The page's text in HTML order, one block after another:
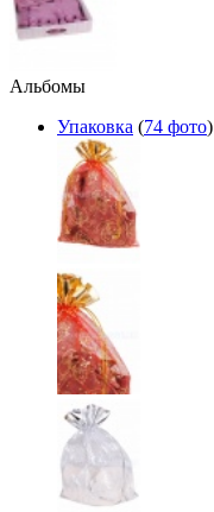
Альбомы
Упаковка (74 фото)